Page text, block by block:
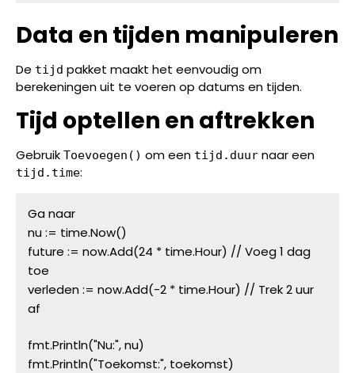
Data en tijden manipuleren
De tijd pakket maakt het eenvoudig om
berekeningen uit te voeren op datums en tijden.
Tijd optellen en aftrekken
Gebruik Toevoegen() om een tijd.duur naar een
tijd.time:
Ga naar
nu := time.Now()
future := now.Add(24 * time.Hour) // Voeg 1 dag
toe
verleden := now.Add(-2 * time.Hour) // Trek 2 uur
af
fmt.Println("Nu:", nu)
fmt.Println("Toekomst:", toekomst)